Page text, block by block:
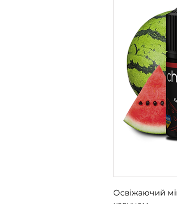
Освіжаючий